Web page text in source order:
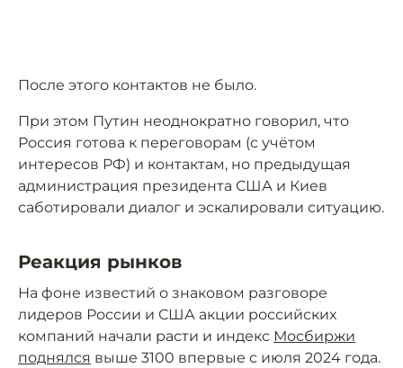
После этого контактов не было.
При этом Путин неоднократно говорил, что
Россия готова к переговорам (с учётом
интересов РФ) и контактам, но предыдущая
администрация президента США и Киев
саботировали диалог и эскалировали ситуацию.
Реакция рынков
На фоне известий о знаковом разговоре
лидеров России и США акции российских
компаний начали расти и индекс Мосбиржи
поднялся выше 3100 впервые с июля 2024 года.